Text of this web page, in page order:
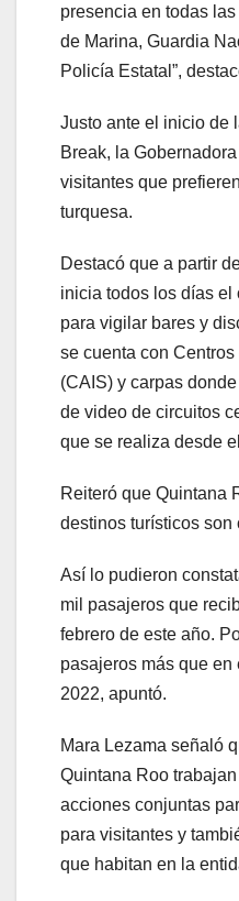
presencia en todas
de Marina, Guardia
Policía Estatal”,
Justo ante el inicio de
Break, la
visitantes que
turquesa.
Destacó que a partir
inicia todos los días el
para vigilar bares y
se cuenta con
(CAIS) y carpas
de video de circuitos
que se realiza desde
Reiteró que Quintana
destinos turísticos son
Así lo pudieron
mil pasajeros que
febrero de este año.
pasajeros más que
2022, apuntó.
Mara Lezama señaló
Quintana Roo
acciones conjuntas
para visitantes y
que habitan en la